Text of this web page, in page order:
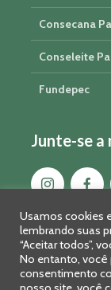
Consecana
Conseleite
Fundepec
Junte-se a
Usamos cookies
lembrando suas
“Aceitar todos”,
No entanto, você
consentimento